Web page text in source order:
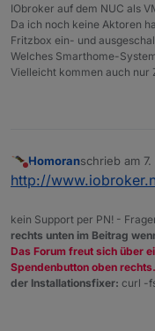
IObroker auf dem NUC als
Da ich noch keine Aktoren
Fritzbox ein- und
Welches Smarthome-
Vielleicht kommen auch nur
Nicht stören
Homoranschrieb am
zuletzt
http://
kein Support per PN! -
rechts unten im Beitrag
Das Forum freut sich über
Spendenbutton oben
der Installationsfixer: curl -